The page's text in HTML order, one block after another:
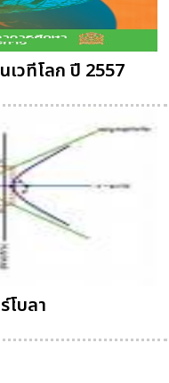
เวทีโลก ปี 2557
โบลา